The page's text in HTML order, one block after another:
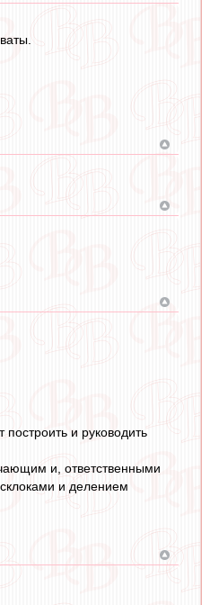
и руководить
и, ответственными
и делением